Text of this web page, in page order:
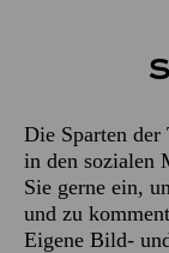
Die Sparten der
in den sozialen
Sie gerne ein,
und zu
Eigene Bild-